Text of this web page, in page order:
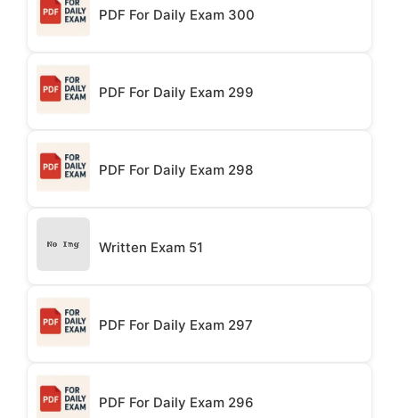
PDF For Daily Exam 300
PDF For Daily Exam 299
PDF For Daily Exam 298
Written Exam 51
PDF For Daily Exam 297
PDF For Daily Exam 296